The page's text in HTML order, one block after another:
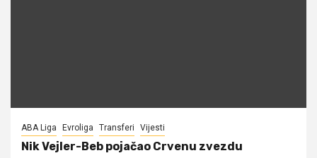
ABA Liga Evroliga Transferi Vijesti
Nik Vejler-Beb pojačao Crvenu zvezdu